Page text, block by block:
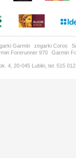
Garmin zegarki Coros
Forerunner 970 Garmin
4, 20-045 Lublin, tel. 515